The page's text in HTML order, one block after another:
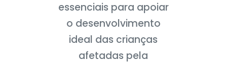
essenciais para apoiar
o desenvolvimento
ideal das crianças
afetadas pela